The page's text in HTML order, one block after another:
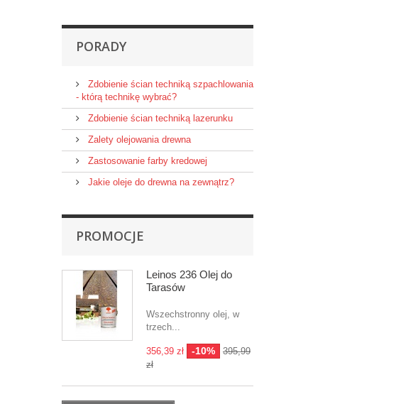
PORADY
Zdobienie ścian techniką szpachlowania
- którą technikę wybrać?
Zdobienie ścian techniką lazerunku
Zalety olejowania drewna
Zastosowanie farby kredowej
Jakie oleje do drewna na zewnątrz?
PROMOCJE
Leinos 236 Olej do
Tarasów
Wszechstronny olej, w
trzech...
356,39 zł -10%
395,99
zł